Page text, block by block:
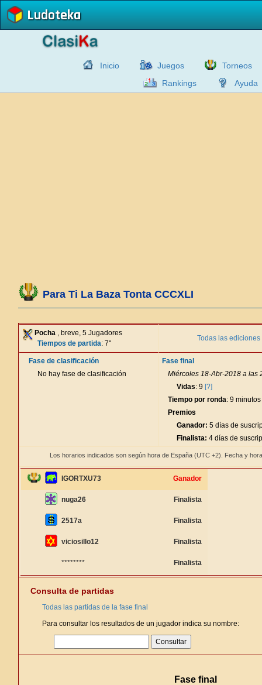
Ludoteka
Inicio Juegos
Torneos
Rankings
Ayuda
Para Ti La Baza Tonta CCCXLI
Pocha , breve, 5 Jugadores
Tiempos de partida: 7"
Todas las
Fase de clasificación
No hay fase de clasificación
Fase final
Miércoles 18-Abr-2018 a las
Vidas: 9 [?]
Tiempo por ronda: 9 minutos
Premios
Ganador: 5 días de
Finalista: 4 días de
Los horarios indicados son según hora de España (UTC +2). Fecha y
IGORTXU73 Ganador
nuga26 Finalista
2517a Finalista
viciosillo12 Finalista
******** Finalista
Consulta de partidas
Todas las partidas de la fase final
Para consultar los resultados de un jugador indica su nombre:
Fase final